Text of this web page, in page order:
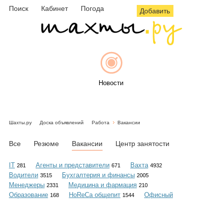
Поиск Кабинет Погода Добавить
Новости
Объявления
Шахты.ру Доска объявлений Работа Вакансии
Все Резюме Вакансии Центр занятости
IT 281 Агенты и представители 671 Вахта 4932
Водители 3515 Бухгалтерия и финансы 2005
Менеджеры 2331 Медицина и фармация 210
Образование 168 HoReCa общепит 1544
Офисный